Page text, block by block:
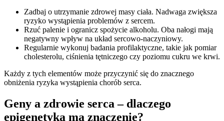
Zadbaj o utrzymanie zdrowej masy ciała. Nadwaga zwiększa
ryzyko wystąpienia problemów z sercem.
Rzuć palenie i ogranicz spożycie alkoholu. Oba nałogi mają
negatywny wpływ na układ sercowo-naczyniowy.
Regularnie wykonuj badania profilaktyczne, takie jak pomiar
cholesterolu, ciśnienia tętniczego czy poziomu cukru we krwi.
Każdy z tych elementów może przyczynić się do znacznego
obniżenia ryzyka wystąpienia chorób serca.
Geny a zdrowie serca – dlaczego
epigenetyka ma znaczenie?